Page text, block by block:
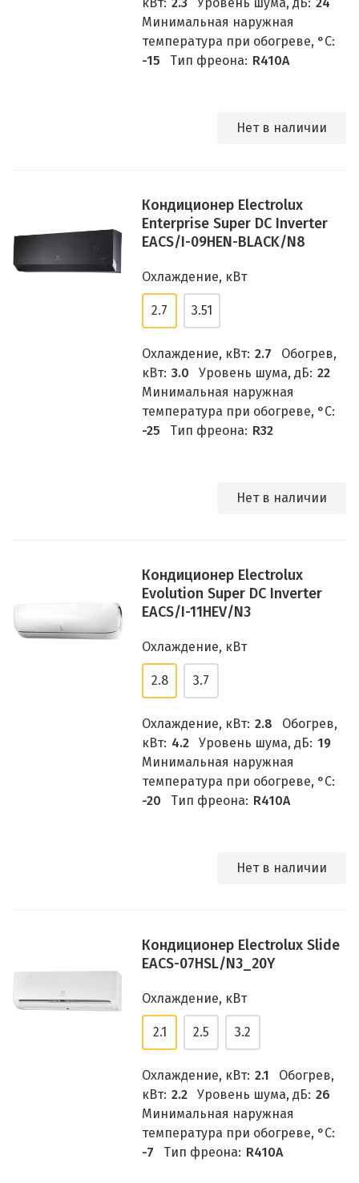
Минимальная наружная
температура при обогреве, °C:
-15
Тип фреона: R410A
Нет в наличии
Кондиционер Electrolux
Enterprise Super DC Inverter
EACS/I-09HEN-BLACK/N8
Охлаждение, кВт
2.7 3.51
Охлаждение, кВт: 2.7
Обогрев,
кВт: 3.0 Уровень шума, дБ: 22
Минимальная наружная
температура при обогреве, °C:
-25
Тип фреона: R32
Нет в наличии
Кондиционер Electrolux
Evolution Super DC Inverter
EACS/I-11HEV/N3
Охлаждение, кВт
2.8 3.7
Охлаждение, кВт: 2.8
Обогрев,
кВт: 4.2 Уровень шума, дБ: 19
Минимальная наружная
температура при обогреве, °C:
-20
Тип фреона: R410A
Нет в наличии
Кондиционер Electrolux Slide
EACS-07HSL/N3_20Y
Охлаждение, кВт
2.1 2.5 3.2
Охлаждение, кВт: 2.1
Обогрев,
кВт: 2.2 Уровень шума, дБ: 26
Минимальная наружная
температура при обогреве, °C:
-7
Тип фреона: R410A